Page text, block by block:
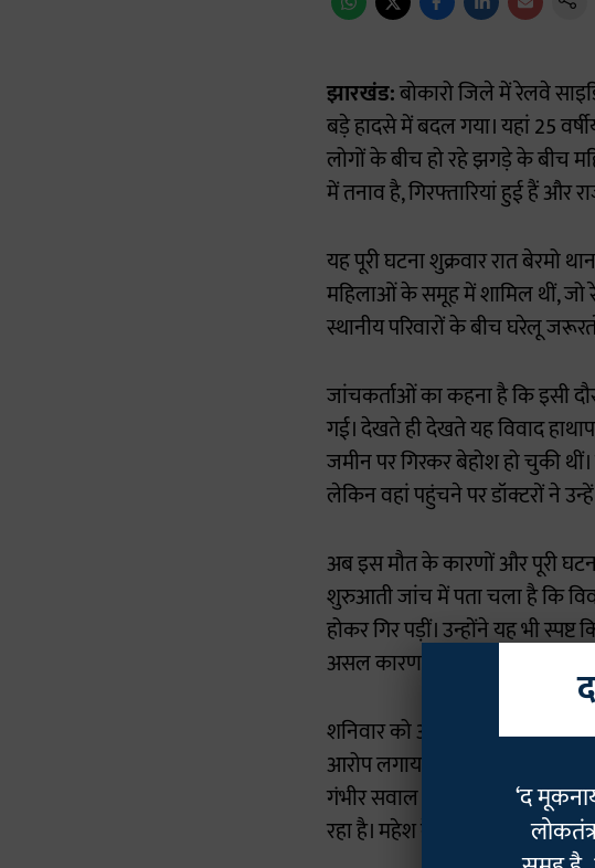
झारखंड:बोकारो जिले में रेलवे
बड़े हादसे में बदल गया। यहां 25
लोगों के बीच हो रहे झगड़े के बीच
में तनाव है, गिरफ्तारियां हुई हैं और
यह पूरी घटना शुक्रवार रात बेरमो
महिलाओं के समूह में शामिल थीं, जो
स्थानीय परिवारों के बीच घरेलू
जांचकर्ताओं का कहना है कि इसी
गई। देखते ही देखते यह विवाद
जमीन पर गिरकर बेहोश हो चुकी
लेकिन वहां पहुंचने पर डॉक्टरों ने
अब इस मौत के कारणों और पूरी घटना
शुरुआती जांच में पता चला है कि
होकर गिर पड़ीं। उन्होंने यह भी
असल कारण पोस्टमार्टम और
शनिवार को अनीता के पति महेश
आरोप लगाया कि यह विवाद
गंभीर सवाल खड़े करते हुए कहा कि
रहा है। महेश के बयान के बाद
‘द